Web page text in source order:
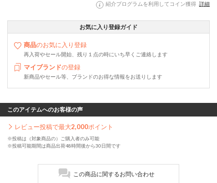
紹介プログラムを利用してコイン獲得 詳細
お気に入り登録ガイド
商品のお気に入り登録
再入荷やセール開始、残り１点の時にいち早くご連絡します
マイブランドの登録
新商品やセール等、ブランドのお得な情報をお送りします
このアイテムへのお客様の声
レビュー投稿で最大2,000ポイント
※投稿は（対象商品の）ご購入者のみ可能
※投稿可能期間は商品出荷48時間後から30日間です
この商品に関するお問い合わせ